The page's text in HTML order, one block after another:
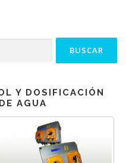
Y DOSIFICACIÓN
AGUA